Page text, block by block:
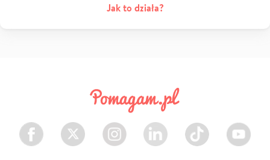
Jak to działa?
Facebook Twitter Instagram LinkedIn TikTok Youtube